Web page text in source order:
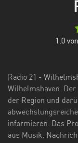
Niedersachsen
Nordrhein-
Westfalen
Rheinland-
1.0
Radio 21 -
Wilhelmshaven.
der Region und
informieren. Das
aus Musik,